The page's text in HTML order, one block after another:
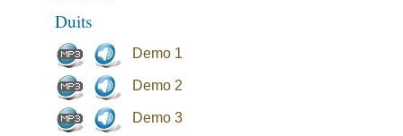
Duits
Demo 1
Demo 2
Demo 3